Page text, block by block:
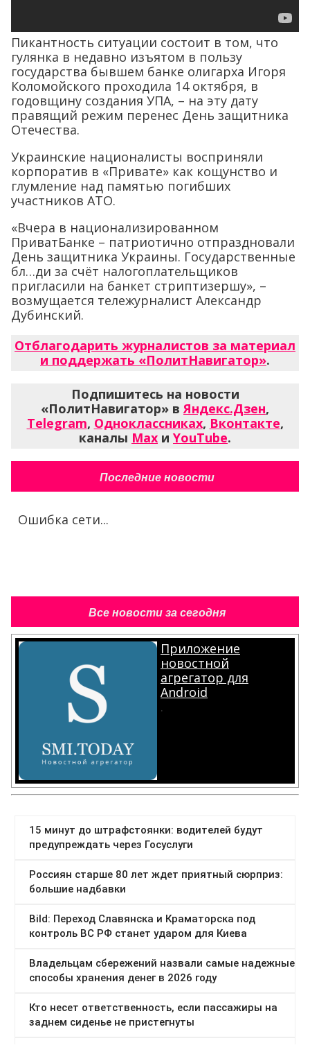
Пикантность ситуации состоит в том, что
гулянка в недавно изъятом в пользу
государства бывшем банке олигарха Игоря
Коломойского проходила 14 октября, в
годовщину создания УПА, – на эту дату
правящий режим перенес День защитника
Отечества.
Украинские националисты восприняли
корпоратив в «Привате» как кощунство и
глумление над памятью погибших
участников АТО.
«Вчера в национализированном
ПриватБанке – патриотично отпраздновали
День защитника Украины. Государственные
бл…ди за счёт налогоплательщиков
пригласили на банкет стриптизершу», –
возмущается тележурналист Александр
Дубинский.
Отблагодарить журналистов за материал
и поддержать «ПолитНавигатор».
Подпишитесь на новости
«ПолитНавигатор» в Яндекс.Дзен,
Telegram, Одноклассниках, Вконтакте,
каналы Max и YouTube.
Последние новости
Ошибка сети...
Все новости за сегодня
Приложение
новостной
агрегатор для
Android
.